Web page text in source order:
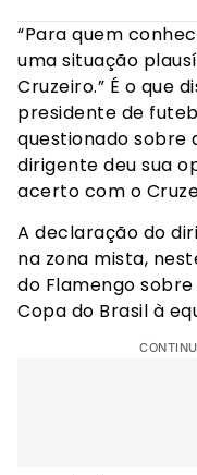
“Para quem
uma situação
Cruzeiro.” É o que
presidente de
questionado sobre
dirigente deu sua
acerto com o
A declaração do
na zona mista,
do Flamengo
Copa do Brasil à